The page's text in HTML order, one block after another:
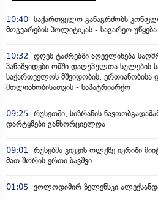
10:40 საქართველო განაგრძობს
მოგვარების პოლიტიკას - საგარეო
10:32
დღეს ტაძრებში აღევლინება
პანაშვიდები ომში დაღუპულთა
საქართველოს მშვიდობის,
მთლიანობისათვის - საპატრიარქო
09:25 რუსეთში, სიზრანის
დარტყმები განხორციელდა
09:01
რუსებმა კიევის ოლქზე იერიში
მათ შორის ერთი ბავშვი
01:05 ვოლოდიმირ ზელენსკი